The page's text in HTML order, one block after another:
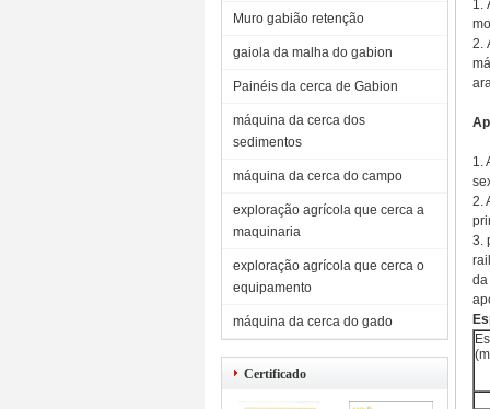
Muro gabião retenção
gaiola da malha do gabion
Painéis da cerca de Gabion
máquina da cerca dos
sedimentos
máquina da cerca do campo
exploração agrícola que cerca a
maquinaria
exploração agrícola que cerca o
equipamento
máquina da cerca do gado
Certificado
1.
2.
1.
2.
3.
da